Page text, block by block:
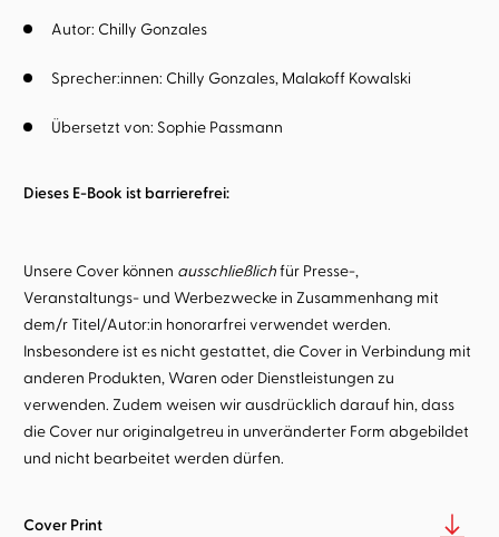
Übersetzt von: Sophie Passmann
Autor: Chilly Gonzales
Sprecher:innen: Chilly Gonzales Malakoff Kowalski
Dieses E-Book ist barrierefrei:
Unsere Cover können ausschließlichfür Presse-,
Veranstaltungs- und Werbezwecke in Zusammenhang mit
dem/r Titel/Autor:in honorarfrei verwendet werden.
Insbesondere ist es nicht gestattet, die Cover in Verbindung mit
anderen Produkten, Waren oder Dienstleistungen zu
verwenden. Zudem weisen wir ausdrücklich darauf hin, dass
die Cover nur originalgetreu in unveränderter Form abgebildet
und nicht bearbeitet werden dürfen.
Cover Print